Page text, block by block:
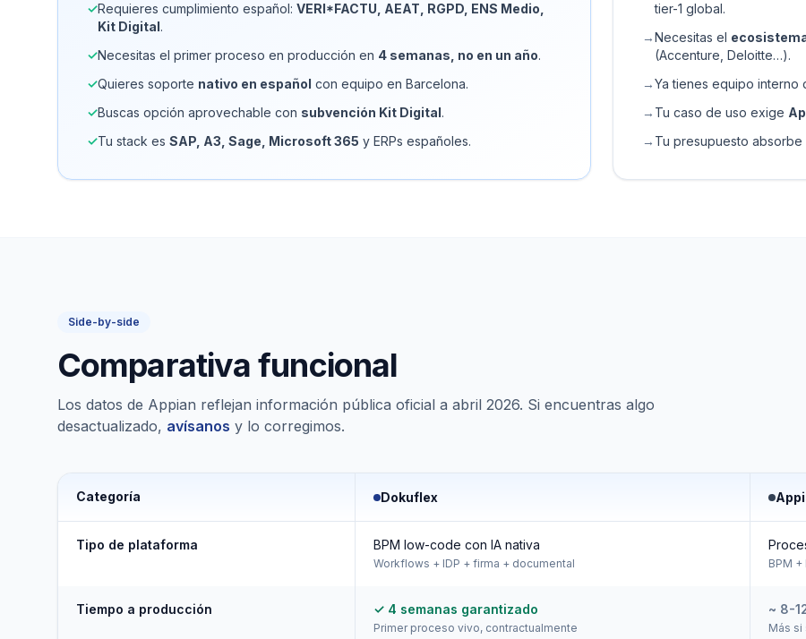
✓Requieres cumplimiento español: VERI*FACTU, AEAT, RGPD, ENS Medio,
Kit Digital.
✓Necesitas el primer proceso en producción en 4 semanas, no en un año.
✓Quieres soporte nativo en español con equipo en Barcelona.
✓Buscas opción aprovechable con subvención Kit Digital.
✓Tu stack es SAP, A3, Sage, Microsoft 365 y ERPs españoles.
tier-1 global.
→Necesitas el
(Accenture, Deloitte…).
→Ya tienes equipo interno
→ Tu caso de uso exige
→ Tu presupuesto
Side-by-side
Comparativa funcional
Los datos de Appian reflejan información pública oficial a abril 2026. Si encuentras algo
desactualizado, avísanos y lo corregimos.
Categoría Dokuflex
Tipo de plataforma BPM low-code con IA nativa
Workflows + IDP + firma + documental BPM +
Tiempo a producción ✓ 4 semanas garantizado
Primer proceso vivo, contractualmente
~ 8-
Más si